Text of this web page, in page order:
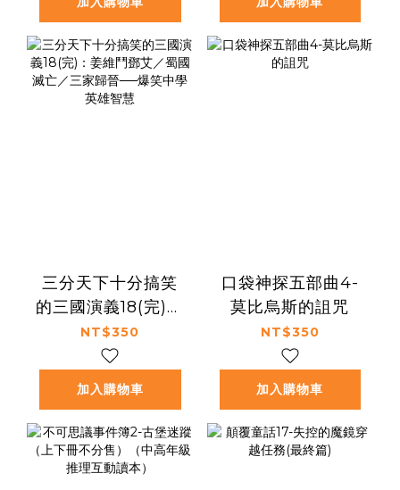
三分天下十分搞笑
的三國演義18(完)：
姜維鬥鄧艾／蜀國
滅亡／三家歸晉──
爆笑中學英雄智慧
NT$350
加入購物車
口袋神探五部曲4-
莫比烏斯的詛咒
NT$350
加入購物車